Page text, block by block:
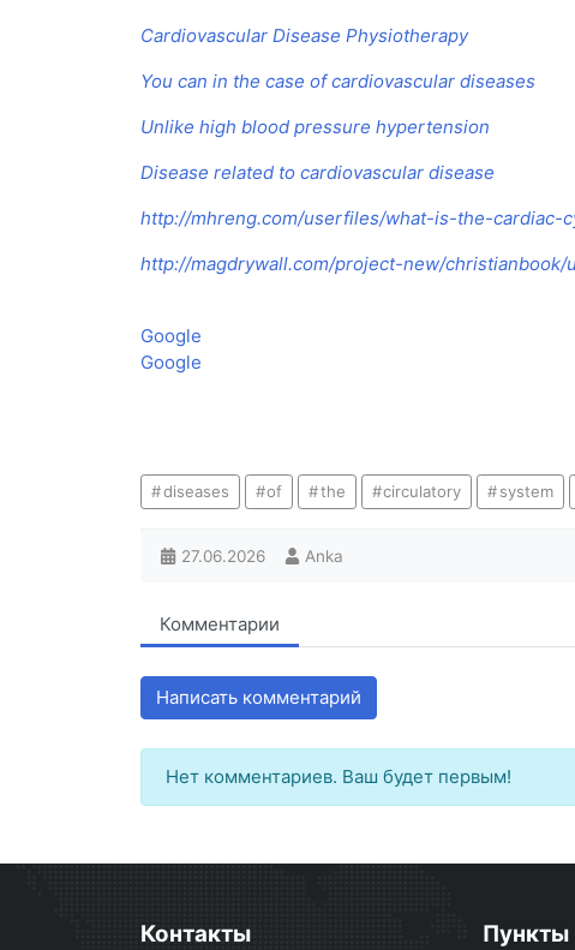
Cardiovascular Disease Physiotherapy
You can in the case of cardiovascular diseases
Unlike high blood pressure hypertension
Disease related to cardiovascular disease
http://mhreng.com/userfiles/what-is-the-cardiac-
http://magdrywall.com/project-new/
Google
Google
diseases of the circulatory system
27.06.2026 Anka
Комментарии
Написать комментарий
Нет комментариев. Ваш будет первым!
Контакты